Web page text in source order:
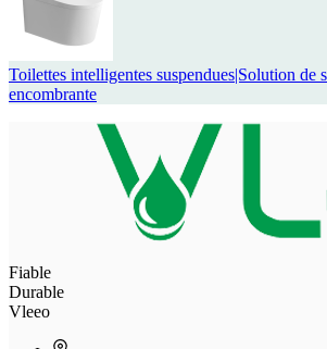
Toilettes intelligentes suspendues|Solution de
encombrante
Fiable
Durable
Vleeo